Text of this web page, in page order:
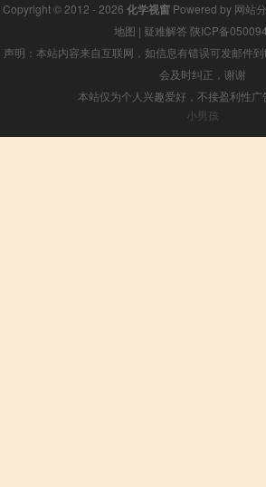
Copyright © 2012 - 2026 化学视窗 Powered by 网站
地图 | 疑难解答 陕ICP备
声明：本站内容来自互联网，如信息有错误可发邮件
会及时纠正，谢谢
本站仅为个人兴趣爱好，不接盈利性广
小男孩